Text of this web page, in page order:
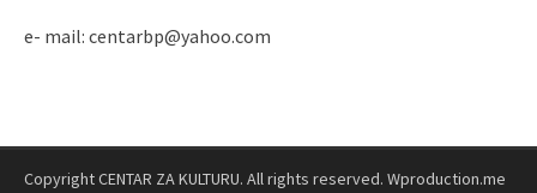
e- mail: centarbp@yahoo.com
Copyright CENTAR ZA KULTURU. All rights reserved. Wproduction.me